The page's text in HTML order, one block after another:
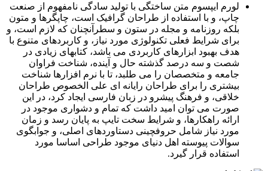
لورم ایپسوم متن ساختگی با تولید سادگی نامفهوم از صنعت
چاپ، و با استفاده از طراحان گرافیک است، چاپگرها و متون
بلکه روزنامه و مجله در ستون و سطرآنچنان که لازم است، و
برای شرایط فعلی تکنولوژی مورد نیاز، و کاربردهای متنوع با
هدف بهبود ابزارهای کاربردی می باشد، کتابهای زیادی در
شصت و سه درصد گذشته حال و آینده، شناخت فراوان
جامعه و متخصصان را می طلبد، تا با نرم افزارها شناخت
بیشتری را برای طراحان رایانه ای علی الخصوص طراحان
خلاقی، و فرهنگ پیشرو در زبان فارسی ایجاد کرد، در این
صورت می توان امید داشت که تمام و دشواری موجود در
ارائه راهکارها، و شرایط سخت تایپ به پایان رسد و زمان
مورد نیاز شامل حروفچینی دستاوردهای اصلی، و جوابگوی
سوالات پیوسته اهل دنیای موجود طراحی اساسا مورد
استفاده قرار گیرد.